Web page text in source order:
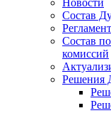
Новости
Состав
Состав
комиссий
Решения